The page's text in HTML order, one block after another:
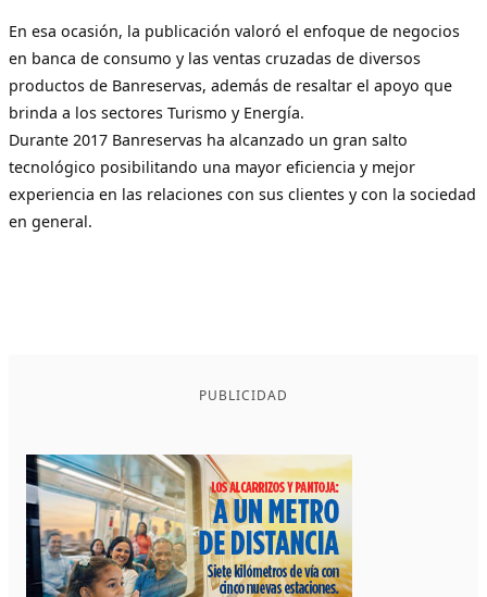
En esa ocasión, la publicación valoró el enfoque de negocios
en banca de consumo y las ventas cruzadas de diversos
productos de Banreservas, además de resaltar el apoyo que
brinda a los sectores Turismo y Energía.
Durante 2017 Banreservas ha alcanzado un gran salto
tecnológico posibilitando una mayor eficiencia y mejor
experiencia en las relaciones con sus clientes y con la sociedad
en general.
PUBLICIDAD